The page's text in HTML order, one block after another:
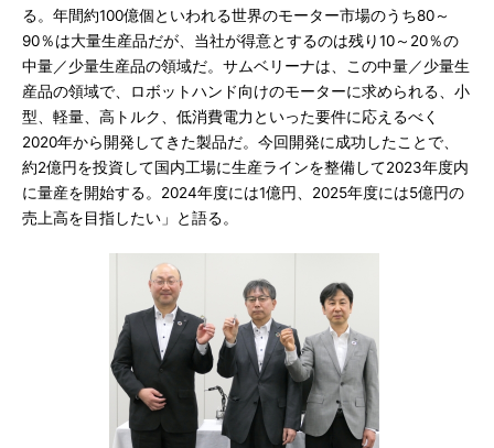
る。年間約100億個といわれる世界のモーター市場のうち80～
90％は大量生産品だが、当社が得意とするのは残り10～20％の
中量／少量生産品の領域だ。サムベリーナは、この中量／少量生
産品の領域で、ロボットハンド向けのモーターに求められる、小
型、軽量、高トルク、低消費電力といった要件に応えるべく
2020年から開発してきた製品だ。今回開発に成功したことで、
約2億円を投資して国内工場に生産ラインを整備して2023年度内
に量産を開始する。2024年度には1億円、2025年度には5億円の
売上高を目指したい」と語る。